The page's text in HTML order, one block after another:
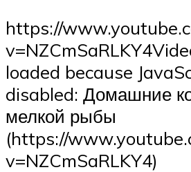
https://
loaded because
disabled: Домашние
мелкой рыбы
(https://
v=NZCmSaRLKY4)